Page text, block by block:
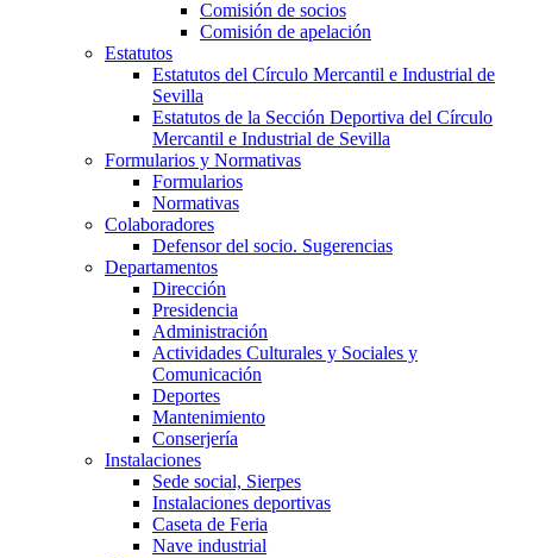
Comisión de socios
Comisión de apelación
Estatutos
Estatutos del Círculo Mercantil e Industrial de
Sevilla
Estatutos de la Sección Deportiva del Círculo
Mercantil e Industrial de Sevilla
Formularios y Normativas
Formularios
Normativas
Colaboradores
Defensor del socio. Sugerencias
Departamentos
Dirección
Presidencia
Administración
Actividades Culturales y Sociales y
Comunicación
Deportes
Mantenimiento
Conserjería
Instalaciones
Sede social, Sierpes
Instalaciones deportivas
Caseta de Feria
Nave industrial